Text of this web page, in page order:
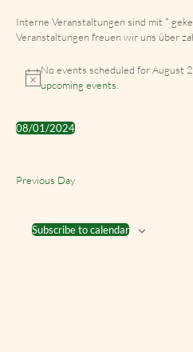
Interne Veranstaltungen sind mit *
Veranstaltungen freuen wir uns über
No events scheduled for August
upcoming events
08/01/2024
Previous Day
Subscribe to calendar